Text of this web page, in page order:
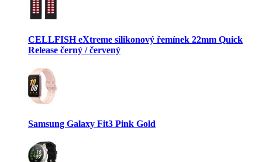
CELLFISH eXtreme silikonový řemínek 22mm Quick
Release černý / červený
Samsung Galaxy Fit3 Pink Gold